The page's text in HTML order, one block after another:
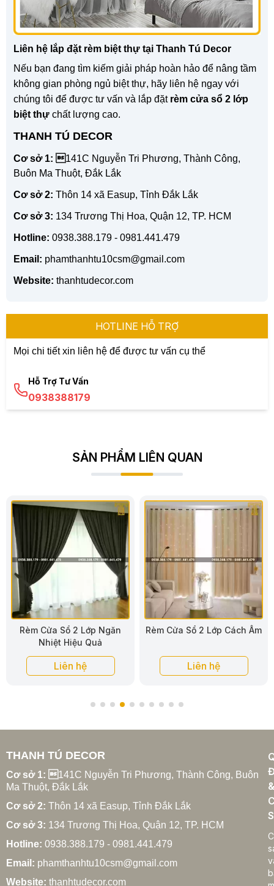
Liên hệ lắp đặt rèm biệt thự tại Thanh Tú Decor
Nếu bạn đang tìm kiếm giải pháp hoàn hảo để nâng tầm
không gian phòng ngủ biệt thự, hãy liên hệ ngay với
chúng tôi để được tư vấn và lắp đặt rèm cửa sổ 2 lớp
biệt thự chất lượng cao.
THANH TÚ DECOR
Cơ sở 1: 141C Nguyễn Tri Phương, Thành Công,
Buôn Ma Thuột, Đắk Lắk
Cơ sở 2: Thôn 14 xã Easup, Tỉnh Đắk Lắk
Cơ sở 3: 134 Trương Thị Hoa, Quận 12, TP. HCM
Hotline: 0938.388.179 - 0981.441.479
Email: phamthanhtu10csm@gmail.com
Website: thanhtudecor.com
HOTLINE HỖ TRỢ
Mọi chi tiết xin liên hệ để được tư vấn cụ thể
Hỗ Trợ Tư Vấn
0938388179
SẢN PHẨM LIÊN QUAN
Rèm Cửa Sổ 2 Lớp Cách Âm
Liên hệ
Rèm Cửa Sổ 2 Lớp Vải Bố
Liên hệ
THANH TÚ DECOR
Cơ sở 1: 141C Nguyễn Tri Phương, Thành Công, Buôn
Ma Thuột, Đắk Lắk
Cơ sở 2: Thôn 14 xã Easup, Tỉnh Đắk Lắk
Cơ sở 3: 134 Trương Thị Hoa, Quận 12, TP. HCM
Hotline: 0938.388.179 - 0981.441.479
Email: phamthanhtu10csm@gmail.com
Website: thanhtudecor.com
&